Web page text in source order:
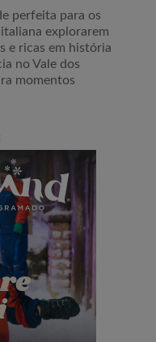
perfeita para os
explorarem
e ricas em história
no Vale dos
momentos